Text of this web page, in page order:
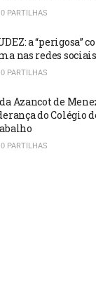
0 PARTILHAS
a “perigosa”
nas redes sociais
0 PARTILHAS
Azancot de
do Colégio
0 PARTILHAS